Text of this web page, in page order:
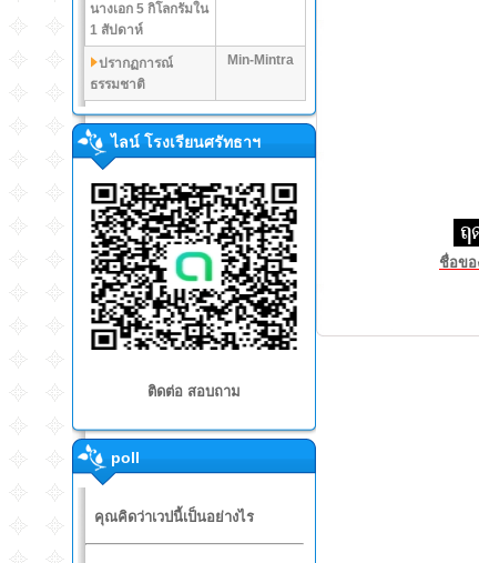
นางเอก 5 กิโลกรัมใน
1 สัปดาห์
ปรากฏการณ์
ธรรมชาติ
Min-Mintra
ไลน์ โรงเรียนศรัทธาฯ
ติดต่อ สอบถาม
poll
คุณคิดว่าเวปนี้เป็นอย่างไร
ชื่อขอ